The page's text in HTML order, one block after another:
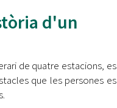
d'un
de quatre estacions, es
que les persones es